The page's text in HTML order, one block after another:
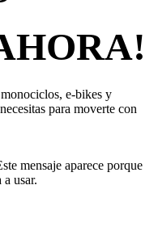
e-bikes y
para moverte con
mensaje aparece porque
usar.